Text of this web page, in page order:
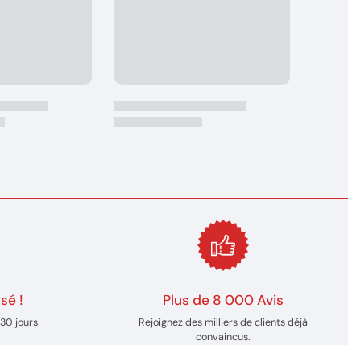
!
jours
Plus de 8 000 Avis
Rejoignez des milliers de clients déjà
convaincus.